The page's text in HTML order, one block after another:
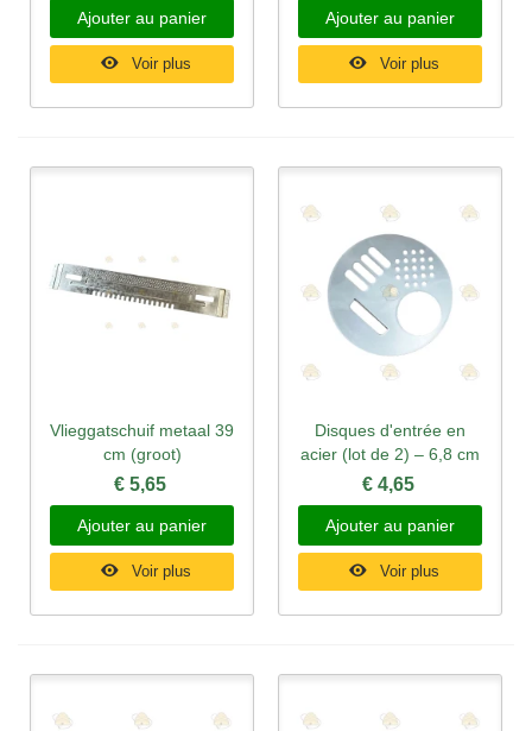
Ajouter au panier
Voir plus
Ajouter au panier
Voir plus
Vlieggatschuif metaal 39
cm (groot)
€ 5,65
Ajouter au panier
Voir plus
Disques d'entrée en
acier (lot de 2) – 6,8 cm
€ 4,65
Ajouter au panier
Voir plus